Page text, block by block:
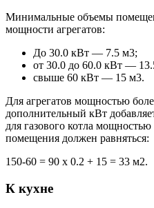
Минимальные объемы
мощности агрегатов:
До 30.0 кВт — 7.5 м3;
от 30.0 до 60.0 кВт —
свыше 60 кВт — 15 м3.
Для агрегатов мощностью
дополнительный кВт
для газового котла
помещения должен равняться:
150-60 = 90 х 0.2 + 15 = 33 м2.
К кухне